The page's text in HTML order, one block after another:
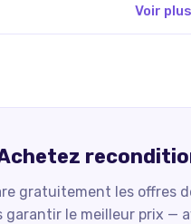
Voir
gratuitement les offres
garantir le meilleur prix —